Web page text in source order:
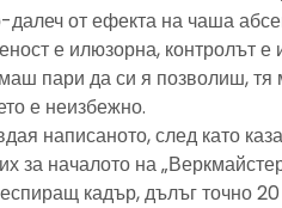
далеч от ефекта на чаша
е илюзорна, контролът
пари да си я позволиш,
е неизбежно.
написаното, след като
за началото на
кадър, дълъг точно